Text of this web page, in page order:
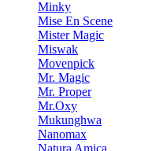
Minky
Mise En Scene
Mister Magic
Miswak
Movenpick
Mr. Magic
Mr. Proper
Mr.Oxy
Mukunghwa
Nanomax
Natura Amica